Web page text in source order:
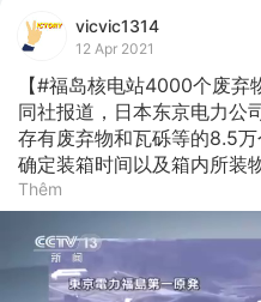
vicvic1314
12 Apr 2021
【#福岛核电站4000个废
同社报道，日本东京电力公
存有废弃物和瓦砾等的8.5
确定装箱时间以及箱内所装
Thêm